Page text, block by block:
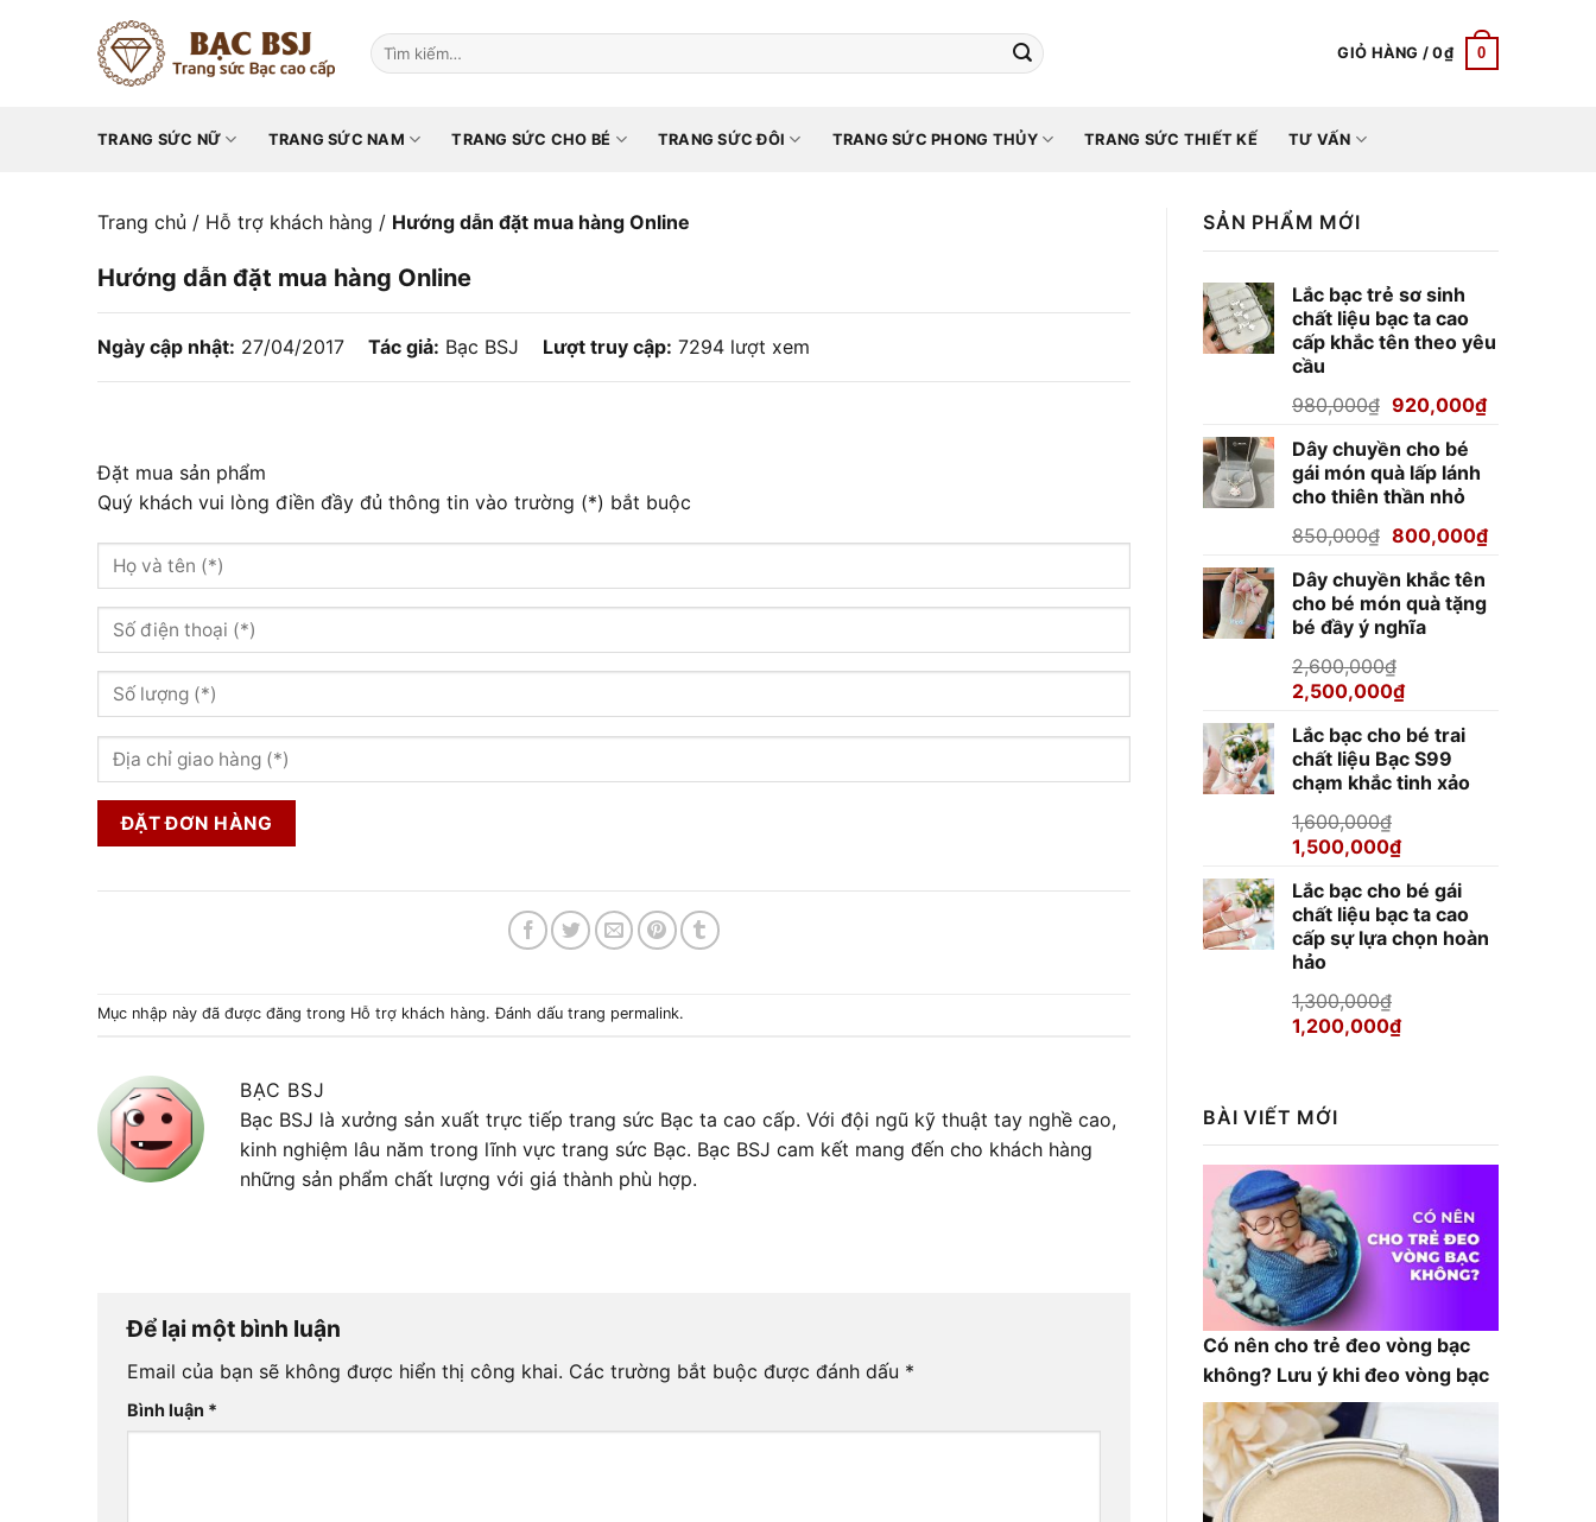
Tìm
kiếm:
GIỎ HÀNG /0₫ 0
TRANG SỨC NỮ TRANG SỨC NAM TRANG SỨC CHO BÉ TRANG SỨC ĐÔI TRANG SỨC PHONG THỦY TRANG SỨC THIẾT KẾ TƯ VẤN
Trang chủ / Hỗ trợ khách hàng / Hướng dẫn đặt mua hàng Online
Hướng dẫn đặt mua hàng Online
Ngày cập nhật: 27/04/2017 Tác giả: Bạc BSJ Lượt truy cập: 7294 lượt xem
Đặt mua sản phẩm
Quý khách vui lòng điền đầy đủ thông tin vào trường (*) bắt buộc
Mục nhập này đã được đăng trong Hỗ trợ khách hàng. Đánh dấu trang permalink.
BẠC BSJ
Bạc BSJ là xưởng sản xuất trực tiếp trang sức Bạc ta cao cấp. Với đội ngũ kỹ thuật tay nghề cao,
kinh nghiệm lâu năm trong lĩnh vực trang sức Bạc. Bạc BSJ cam kết mang đến cho khách hàng
những sản phẩm chất lượng với giá thành phù hợp.
Để lại một bình luận
Email của bạn sẽ không được hiển thị công khai. Các trường bắt buộc được đánh dấu *
Bình luận *
SẢN PHẨM MỚI
Lắc bạc trẻ sơ sinh
chất liệu bạc ta cao
cấp khắc tên theo yêu
cầu
980,000₫ Giá
là:
980,000₫.
920,000₫Giá
Dây chuyền cho bé
gái món quà lấp lánh
cho thiên thần nhỏ
850,000₫ Giá
là:
850,000₫.
800,000₫Giá
là:
Dây chuyền khắc tên
cho bé món quà tặng
bé đầy ý nghĩa
2,600,000₫
Giá
là:
2,600,000₫.
2,500,000₫Giá
tại
là:
2,500,000₫.
Lắc bạc cho bé trai
chất liệu Bạc S99
chạm khắc tinh xảo
1,600,000₫
Giá
là:
1,600,000₫.
1,500,000₫Giá
tại
là:
1,500,000₫.
Lắc bạc cho bé gái
chất liệu bạc ta cao
cấp sự lựa chọn hoàn
hảo
1,300,000₫
Giá
1,200,000₫Giá
BÀI VIẾT MỚI
Có nên cho trẻ đeo vòng bạc
không? Lưu ý khi đeo vòng bạc